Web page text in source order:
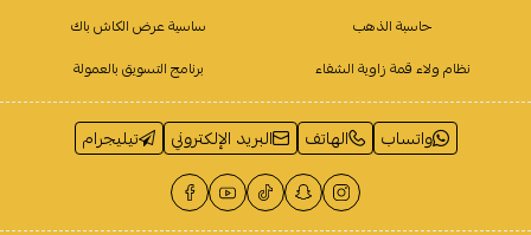
حاسبة الذهب
ساسية عرض الكاش باك
نظام ولاء قمة زاوية الشفاء
برنامج التسويق بالعمولة
واتساب الهاتف البريد الإلكتروني تيليجرام